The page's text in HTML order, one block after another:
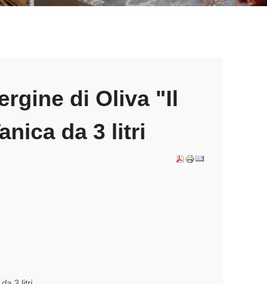
di Oliva "Il
da 3 litri